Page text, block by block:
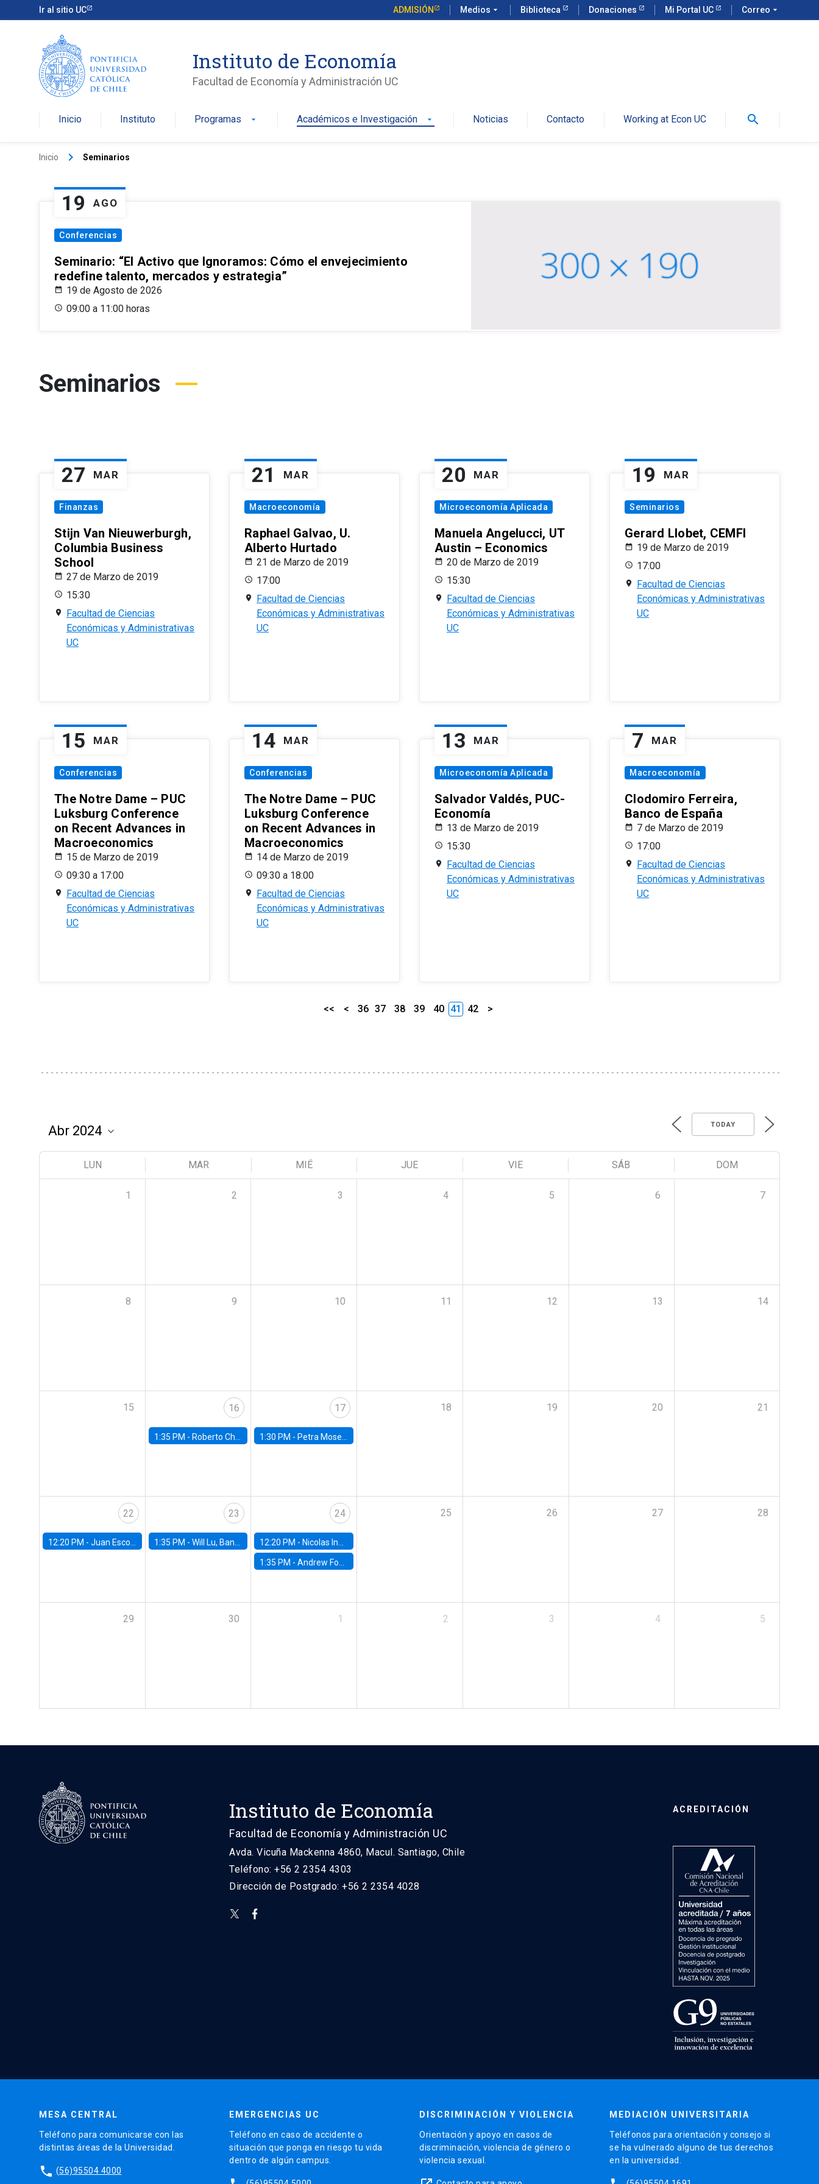
Ir al sitio UC ADMISIÓN Medios arrow_drop_down Biblioteca Donaciones Mi Portal UC Correo arrow_drop_down
Instituto de Economía
Facultad de Economía y Administración UC
Inicio Instituto Programas arrow_drop_down Académicos e Investigación arrow_drop_down Noticias Contacto Working at Econ UC search
Inicio keyboard_arrow_right Seminarios
19 AGO
Conferencias
Seminario: “El Activo que Ignoramos: Cómo el envejecimiento
redefine talento, mercados y estrategia”
19 de Agosto de 2026
09:00 a 11:00 horas
Seminarios
27 MAR
Finanzas
Stijn Van Nieuwerburgh,
Columbia Business
School
27 de Marzo de 2019
15:30
Facultad de Ciencias
Económicas y Administrativas
UC
21 MAR
Macroeconomía
Raphael Galvao, U.
Alberto Hurtado
21 de Marzo de 2019
17:00
Facultad de Ciencias
Económicas y Administrativas
UC
20 MAR
Microeconomía Aplicada
Manuela Angelucci, UT
Austin – Economics
20 de Marzo de 2019
15:30
Facultad de Ciencias
Económicas y Administrativas
UC
19 MAR
Seminarios
Gerard Llobet, CEMFI
19 de Marzo de 2019
17:00
Facultad de Ciencias
Económicas y Administrativas
UC
15 MAR
Conferencias
The Notre Dame – PUC
Luksburg Conference
on Recent Advances in
Macroeconomics
15 de Marzo de 2019
09:30 a 17:00
Facultad de Ciencias
Económicas y Administrativas
UC
14 MAR
Conferencias
The Notre Dame – PUC
Luksburg Conference
on Recent Advances in
Macroeconomics
14 de Marzo de 2019
09:30 a 18:00
Facultad de Ciencias
Económicas y Administrativas
UC
13 MAR
Microeconomía Aplicada
Salvador Valdés, PUC-
Economía
13 de Marzo de 2019
15:30
Facultad de Ciencias
Económicas y Administrativas
UC
7 MAR
Macroeconomía
Clodomiro Ferreira,
Banco de España
7 de Marzo de 2019
17:00
Facultad de Ciencias
Económicas y Administrativas
UC
<< < 36 37 38 39 40 41 42 >
TODAY
LUN MAR MIÉ JUE VIE SÁB DOM
1 2 3 4 5 6 7
8 9 10 11 12 13 14
15 16
1:35 PM - Roberto Chang, Rutgers University
17
1:30 PM - Petra Moser, NYU Stern
18 19 20 21
22
12:20 PM - Juan Escobar, Universidad de Chile
23
1:35 PM - Will Lu, Banco Central de Chile
24
12:20 PM - Nicolas Inostroza, Rotman School of Management, University of Toronto
1:35 PM -Andrew Foster, Brown University
25 26 27 28
29 30 1 2 3 4 5
Instituto de Economía
Facultad de Economía y Administración UC
Avda. Vicuña Mackenna 4860, Macul. Santiago, Chile
Teléfono: +56 2 2354 4303
Dirección de Postgrado: +56 2 2354 4028
ACREDITACIÓN
MESA CENTRAL
Teléfono para comunicarse con las
distintas áreas de la Universidad.
phone (56)95504 4000
EMERGENCIAS UC
Teléfono en caso de accidente o
situación que ponga en riesgo tu vida
dentro de algún campus.
DISCRIMINACIÓN Y VIOLENCIA
Orientación y apoyo en casos de
discriminación, violencia de género o
violencia sexual.
MEDIACIÓN UNIVERSITARIA
Teléfonos para orientación y consejo si
se ha vulnerado alguno de tus derechos
en la universidad.